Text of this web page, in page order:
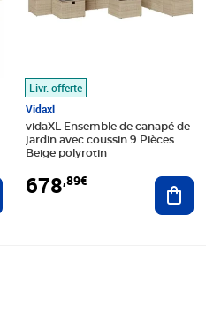
au panier
Livr. offerte
Vidaxl
vidaXL Ensemble de canapé de
jardin avec coussin 9 Pièces
Beige polyrotin
678,89€